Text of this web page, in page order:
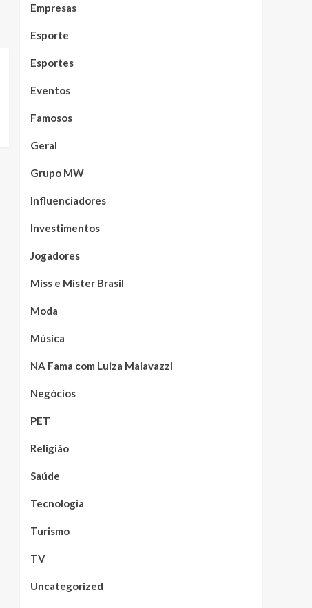
Empresas
Esporte
Esportes
Eventos
Famosos
Geral
Grupo MW
Influenciadores
Investimentos
Jogadores
Miss e Mister Brasil
Moda
Música
NA Fama com Luiza Malavazzi
Negócios
PET
Religião
Saúde
Tecnologia
Turismo
TV
Uncategorized